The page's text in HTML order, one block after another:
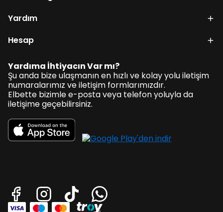
Yardım
Hesap
Yardıma İhtiyacın Var mı?
Şu anda bize ulaşmanın en hızlı ve kolay yolu iletişim
numaralarımız ve iletişim formlarımızdır.
Elbette bizimle e-posta veya telefon yoluyla da
iletişime geçebilirsiniz.